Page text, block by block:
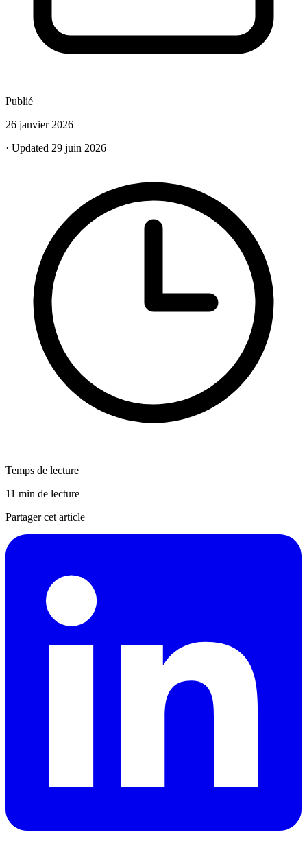
Publié
26 janvier 2026
· Updated 29 juin 2026
Temps de lecture
11 min de lecture
Partager cet article